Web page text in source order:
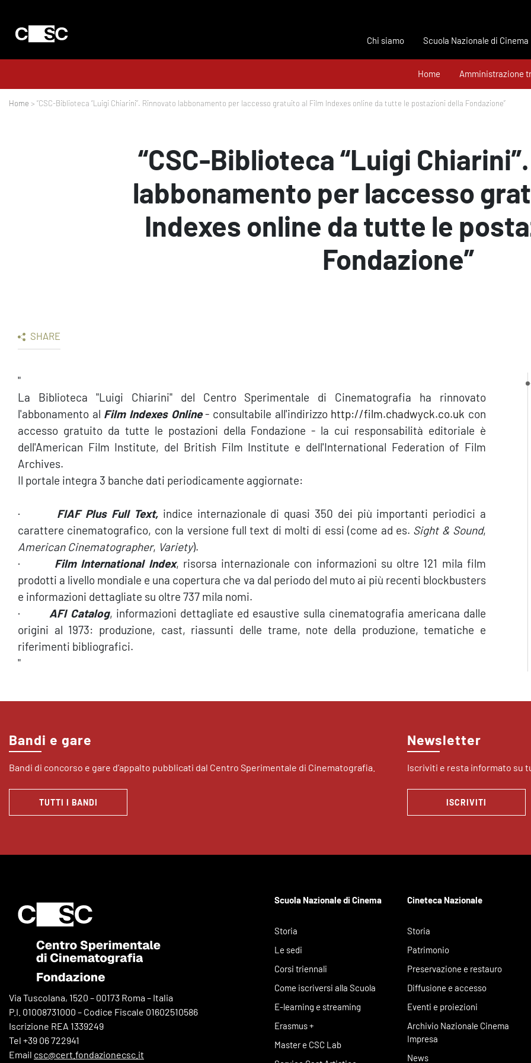
Chi siamo Scuola Nazionale di Cinema
Home Amministrazione
Home > “CSC-Biblioteca “Luigi Chiarini”. Rinnovato labbonamento per laccesso gratuito al Film Indexes online da tutte le postazioni della Fondazione”
“CSC-Biblioteca “Luigi
labbonamento per laccesso
Indexes online da tutte le
Fondazione”
SHARE
"
La Biblioteca "Luigi Chiarini" del Centro Sperimentale di Cinematografia ha rinnovato
l'abbonamento al Film Indexes Online- consultabile all'indirizzo http://film.chadwyck.co.uk con
accesso gratuito da tutte le postazioni della Fondazione - la cui responsabilità editoriale è
dell'American Film Institute, del British Film Institute e dell'International Federation of Film
Archives.
Il portale integra 3 banche dati periodicamente aggiornate:
· FIAF Plus Full Text,indice internazionale di quasi 350 dei più importanti periodici a
carattere cinematografico, con la versione full text di molti di essi (come ad es. Sight & Sound,
American Cinematographer, Variety).
·
Film International Index, risorsa internazionale con informazioni su oltre 121 mila film
prodotti a livello mondiale e una copertura che va dal periodo del muto ai più recenti blockbusters
e informazioni dettagliate su oltre 737 mila nomi.
·
AFI Catalog, informazioni dettagliate ed esaustive sulla cinematografia americana dalle
origini al 1973: produzione, cast, riassunti delle trame, note della produzione, tematiche e
riferimenti bibliografici.
"
Bandi e gare
Bandi di concorso e gare d’appalto pubblicati dal Centro Sperimentale di Cinematografia.
TUTTI I BANDI
Newsletter
Iscriviti e resta informato su
ISCRIVITI
Via Tuscolana, 1520 – 00173 Roma – Italia
P.I. 01008731000 – Codice Fiscale 01602510586
Iscrizione REA 1339249
Tel +39 06 722941
Email csc@cert.fondazionecsc.it
Scuola Nazionale di Cinema
Storia
Le sedi
Corsi triennali
Come iscriversi alla Scuola
E-learning e streaming
Erasmus +
Master e CSC Lab
Cineteca Nazionale
Storia
Patrimonio
Preservazione e restauro
Diffusione e accesso
Eventi e proiezioni
Archivio Nazionale Cinema
Impresa
News